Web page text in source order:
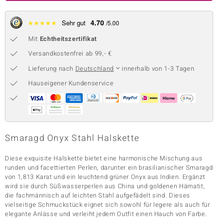
BY DE MELO
Collection
Classics
★★★★★ Sehr gut 4.70 /5.00
Mit Echtheitszertifikat
Versandkostenfrei ab 99,- €
Lieferung nach Deutschland
innerhalb von 1-3 Tagen
Hauseigener Kundenservice
Smaragd Onyx Stahl Halskette
Diese exquisite Halskette bietet eine harmonische Mischung aus
runden und facettierten Perlen, darunter ein brasilianischer Smaragd
von 1,813 Karat und ein leuchtend grüner Onyx aus Indien. Ergänzt
wird sie durch Süßwasserperlen aus China und goldenen Hämatit,
die fachmännisch auf leichten Stahl aufgefädelt sind. Dieses
vielseitige Schmuckstück eignet sich sowohl für legere als auch für
elegante Anlässe und verleiht jedem Outfit einen Hauch von Farbe.